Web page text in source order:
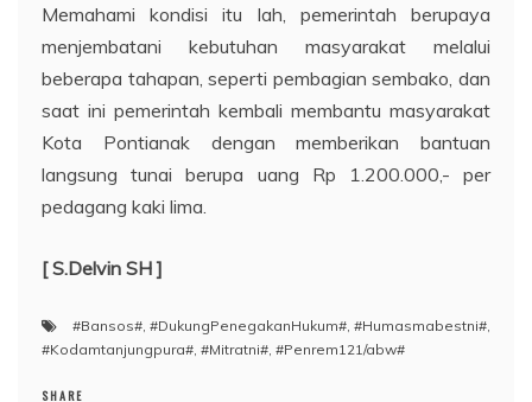
Memahami kondisi itu lah, pemerintah berupaya
menjembatani kebutuhan masyarakat melalui
beberapa tahapan, seperti pembagian sembako, dan
saat ini pemerintah kembali membantu masyarakat
Kota Pontianak dengan memberikan bantuan
langsung tunai berupa uang Rp 1.200.000,- per
pedagang kaki lima.
[ S.Delvin SH ]
#Bansos# #DukungPenegakanHukum# #Humasmabestni#
#Kodamtanjungpura# #Mitratni# #Penrem121/abw#
SHARE